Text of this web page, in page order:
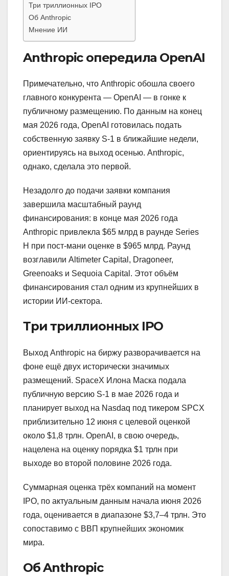
Три триллионных IPO
Об Anthropic
Мнение ИИ
Anthropic опередила OpenAI
Примечательно, что Anthropic обошла своего
главного конкурента — OpenAI — в гонке к
публичному размещению. По данным на конец
мая 2026 года, OpenAI готовилась подать
собственную заявку S-1 в ближайшие недели,
ориентируясь на выход осенью. Anthropic,
однако, сделала это первой.
Незадолго до подачи заявки компания
завершила масштабный раунд
финансирования: в конце мая 2026 года
Anthropic привлекла $65 млрд в раунде Series
H при пост-мани оценке в $965 млрд. Раунд
возглавили Altimeter Capital, Dragoneer,
Greenoaks и Sequoia Capital. Этот объём
финансирования стал одним из крупнейших в
истории ИИ-сектора.
Три триллионных IPO
Выход Anthropic на биржу разворачивается на
фоне ещё двух исторически значимых
размещений. SpaceX Илона Маска подала
публичную версию S-1 в мае 2026 года и
планирует выход на Nasdaq под тикером SPCX
приблизительно 12 июня с целевой оценкой
около $1,8 трлн. OpenAI, в свою очередь,
нацелена на оценку порядка $1 трлн при
выходе во второй половине 2026 года.
Суммарная оценка трёх компаний на момент
IPO, по актуальным данным начала июня 2026
года, оценивается в диапазоне $3,7–4 трлн. Это
сопоставимо с ВВП крупнейших экономик
мира.
Об Anthropic